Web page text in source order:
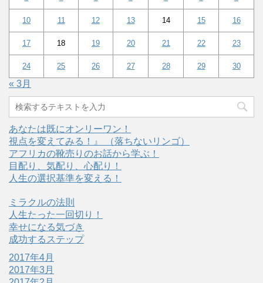
10 11 12 13 14 15 16
17 18 19 20 21 22 23
24 25 26 27 28 29 30
« 3月
あなたは既にオンリーワン！
視点を変えてみる！』 （落ちないリンゴ）
アフリカの靴売りのお話から学ぶ！
目配り、気配り、心配り！
人生の選択基準を変える！
ミラクルの法則
人生たった一回切り！
幸せになる気づき
成功するステップ
2017年4月
2017年3月